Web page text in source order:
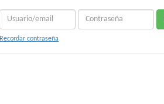
Recordar contraseña